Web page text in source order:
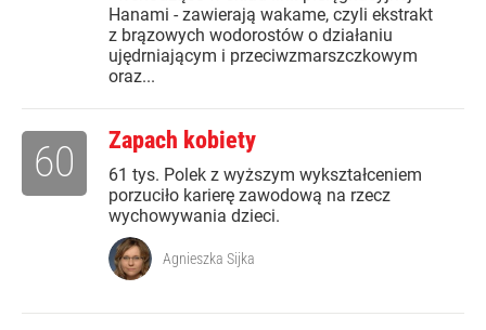
Hanami - zawierają wakame, czyli ekstrakt
z brązowych wodorostów o działaniu
ujędrniającym i przeciwzmarszczkowym
oraz...
Zapach kobiety
61 tys. Polek z wyższym wykształceniem
porzuciło karierę zawodową na rzecz
wychowywania dzieci.
60
Agnieszka Sijka